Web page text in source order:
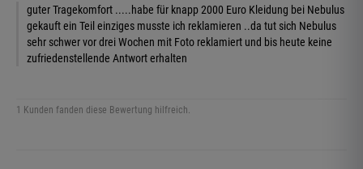
guter Tragekomfort .....habe für knapp 2000 Euro Kleidung bei Nebulus
gekauft ein Teil einziges musste ich reklamieren ..da tut sich Nebulus
sehr schwer vor drei Wochen mit Foto reklamiert und bis heute keine
zufriedenstellende Antwort erhalten
1 Kunden fanden diese Bewertung hilfreich.